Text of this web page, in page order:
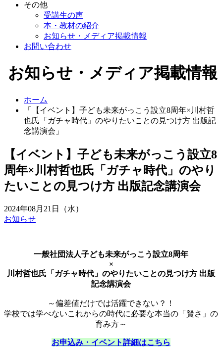
その他
受講生の声
本・教材の紹介
お知らせ・メディア掲載情報
お問い合わせ
お知らせ・メディア掲載情報
ホーム
「【イベント】子ども未来がっこう設立8周年×川村哲
也氏「ガチャ時代」のやりたいことの見つけ方 出版記
念講演会」
【イベント】子ども未来がっこう設立8
周年×川村哲也氏「ガチャ時代」のやり
たいことの見つけ方 出版記念講演会
2024年08月21日（水）
お知らせ
一般社団法人子ども未来がっこう設立8周年
×
川村哲也氏「ガチャ時代」のやりたいことの見つけ方 出版
記念講演会
～偏差値だけでは活躍できない？！
学校では学べないこれからの時代に必要な本当の「賢さ」の
育み方～
お申込み・イベント詳細はこちら